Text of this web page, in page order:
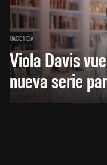
HACE 1 DÍA
Viola Davis
nueva serie